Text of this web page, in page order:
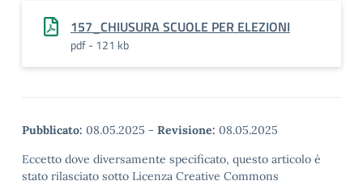
157_CHIUSURA SCUOLE PER ELEZIONI
pdf - 121 kb
Pubblicato: 08.05.2025 - Revisione: 08.05.2025
Eccetto dove diversamente specificato, questo articolo è
stato rilasciato sotto Licenza Creative Commons